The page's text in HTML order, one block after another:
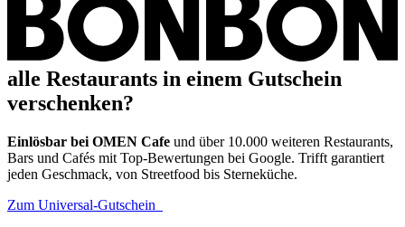
alle Restaurants in einem Gutschein
verschenken?
Einlösbar bei OMEN Cafe und über 10.000 weiteren Restaurants,
Bars und Cafés mit Top-Bewertungen bei Google. Trifft garantiert
jeden Geschmack, von Streetfood bis Sterneküche.
Zum Universal-Gutschein